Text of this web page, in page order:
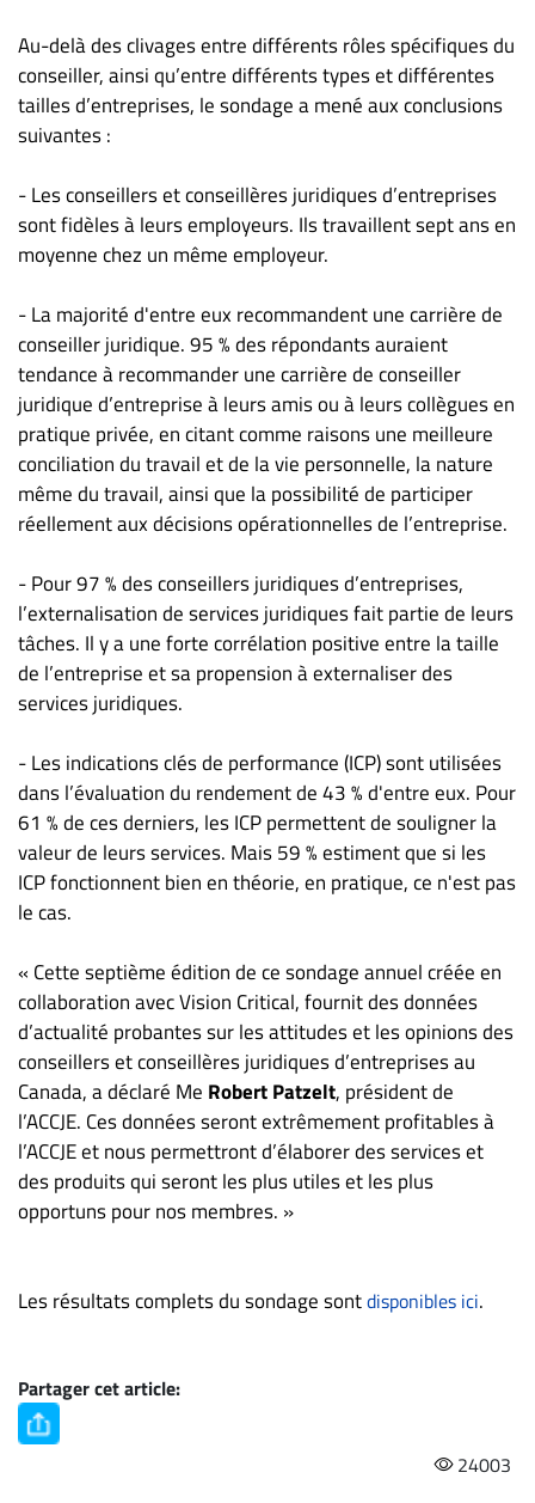
Infolettre
S’abonner
FAQ
Politique de
Au-delà des clivages entre différents rôles spécifiques du
conseiller, ainsi qu’entre différents types et différentes
tailles d’entreprises, le sondage a mené aux conclusions
suivantes :
- Les conseillers et conseillères juridiques d’entreprises
sont fidèles à leurs employeurs. Ils travaillent sept ans en
moyenne chez un même employeur.
- La majorité d'entre eux recommandent une carrière de
conseiller juridique. 95 % des répondants auraient
tendance à recommander une carrière de conseiller
juridique d’entreprise à leurs amis ou à leurs collègues en
pratique privée, en citant comme raisons une meilleure
conciliation du travail et de la vie personnelle, la nature
même du travail, ainsi que la possibilité de participer
réellement aux décisions opérationnelles de l’entreprise.
- Pour 97 % des conseillers juridiques d’entreprises,
l’externalisation de services juridiques fait partie de leurs
tâches. Il y a une forte corrélation positive entre la taille
de l’entreprise et sa propension à externaliser des
services juridiques.
- Les indications clés de performance (ICP) sont utilisées
dans l’évaluation du rendement de 43 % d'entre eux. Pour
61 % de ces derniers, les ICP permettent de souligner la
valeur de leurs services. Mais 59 % estiment que si les
ICP fonctionnent bien en théorie, en pratique, ce n'est pas
le cas.
« Cette septième édition de ce sondage annuel créée en
collaboration avec Vision Critical, fournit des données
d’actualité probantes sur les attitudes et les opinions des
conseillers et conseillères juridiques d’entreprises au
Canada, a déclaré Me Robert Patzelt, président de
l’ACCJE. Ces données seront extrêmement profitables à
l’ACCJE et nous permettront d’élaborer des services et
des produits qui seront les plus utiles et les plus
opportuns pour nos membres. »
Les résultats complets du sondage sontdisponibles ici.
Partager cet article:
24003